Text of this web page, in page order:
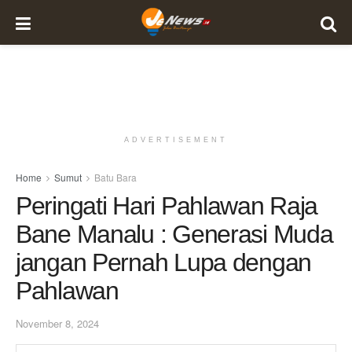
ADVERTISEMENT
Home Sumut Batu Bara
Peringati Hari Pahlawan Raja
Bane Manalu : Generasi Muda
jangan Pernah Lupa dengan
Pahlawan
November 8, 2024